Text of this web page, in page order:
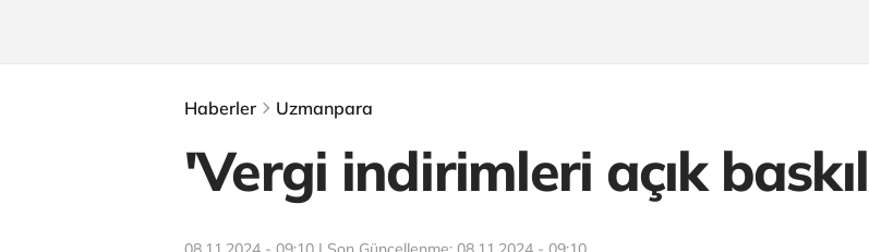
Haberler Uzmanpara
'Vergi indirimleri açık